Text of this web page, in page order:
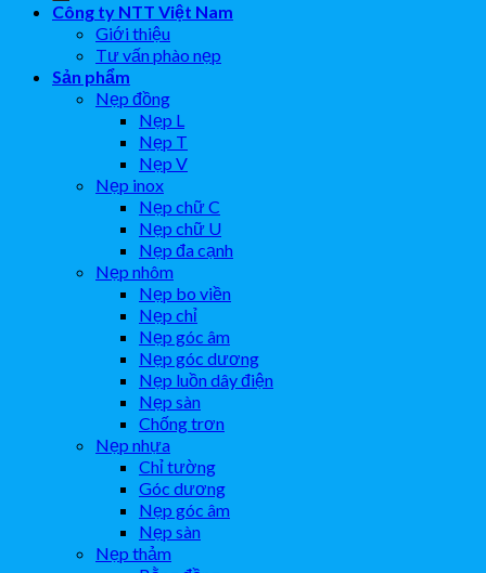
Công ty NTT Việt Nam
Giới thiệu
Tư vấn phào nẹp
Sản phẩm
Nẹp đồng
Nẹp L
Nẹp T
Nẹp V
Nẹp inox
Nẹp chữ C
Nẹp chữ U
Nẹp đa cạnh
Nẹp nhôm
Nẹp bo viền
Nẹp chỉ
Nẹp góc âm
Nẹp góc dương
Nẹp luồn dây điện
Nẹp sàn
Chống trơn
Nẹp nhựa
Chỉ tường
Góc dương
Nẹp góc âm
Nẹp sàn
Nẹp thảm